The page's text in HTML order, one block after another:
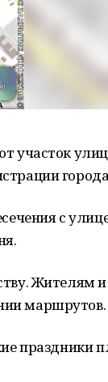
участок
с
Жителям
маршрутов.
праздники